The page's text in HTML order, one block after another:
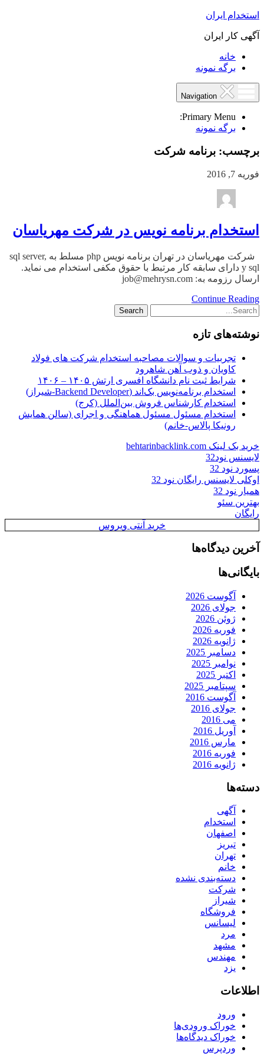
استخدام ایران
آگهی کار ایران
خانه
برگه نمونه
Primary Menu:
برگه نمونه
برچسب: برنامه شرکت
فوریه 7, 2016
استخدام برنامه نویس در شرکت مهریاسان
شرکت مهریاسان در تهران برنامه نویس php مسلط به sql server,
y sql دارای سابقه کار مرتبط با حقوق مکفی استخدام می نماید.
ارسال رزومه به: job@mehrysn.com
Continue Reading
نوشته‌های تازه
تجربیات و سوالات مصاحبه استخدام شرکت های فولاد
کاویان و ذوب آهن شاهرود
شرایط ثبت نام دانشگاه افسری ارتش ۱۴۰۵ – ۱۴۰۶
استخدام برنامه‌نویس بک‌اند (Backend Developer-شیراز)
استخدام کارشناس فروش بین‌الملل (کرج)
استخدام مسئول مسئول هماهنگی و اجرای (سالن همایش
رونیکا پالاس-خانم)
خرید بک لینک behtarinbacklink.com
لایسنس نود32
پسورد نود 32
اوکلی لایسنس رایگان نود 32
همیار نود 32
بهترین سئو
رایگان
خرید آنتی ویروس
آخرین دیدگاه‌ها
بایگانی‌ها
آگوست 2026
جولای 2026
ژوئن 2026
فوریه 2026
ژانویه 2026
دسامبر 2025
نوامبر 2025
اکتبر 2025
سپتامبر 2025
آگوست 2016
جولای 2016
می 2016
آوریل 2016
مارس 2016
فوریه 2016
ژانویه 2016
دسته‌ها
آگهی
استخدام
اصفهان
تبریز
تهران
خانم
دسته‌بندی نشده
شرکت
شیراز
فروشگاه
لیسانس
مرد
مشهد
مهندس
یزد
اطلاعات
ورود
خوراک ورودی‌ها
خوراک دیدگاه‌ها
وردپرس